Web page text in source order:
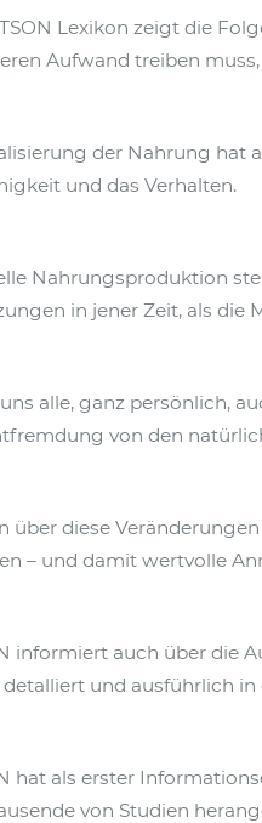
Lexikon zeigt die
Aufwand treiben
der Nahrung hat
und das Verhalten.
Nahrungsproduktion
in jener Zeit, als die
alle, ganz persönlich,
von den
über diese
– und damit wertvolle
informiert auch über die
detalliert und ausführlich in
hat als erster
von Studien